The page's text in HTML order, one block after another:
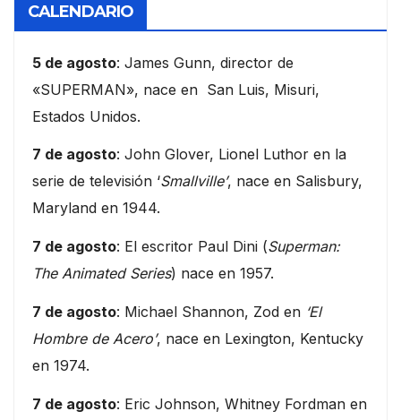
CALENDARIO
5 de agosto: James Gunn, director de
«SUPERMAN», nace en San Luis, Misuri,
Estados Unidos.
7 de agosto: John Glover, Lionel Luthor en la
serie de televisión ‘Smallville’, nace en Salisbury,
Maryland en 1944.
7 de agosto: El escritor Paul Dini (Superman:
The Animated Series) nace en 1957.
7 de agosto: Michael Shannon, Zod en ‘El
Hombre de Acero’, nace en Lexington, Kentucky
en 1974.
7 de agosto: Eric Johnson, Whitney Fordman en